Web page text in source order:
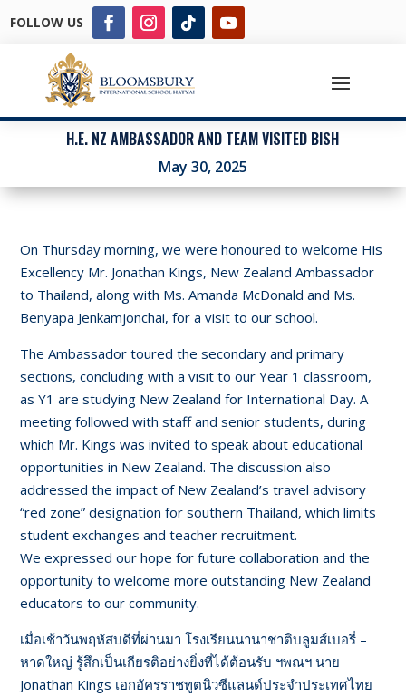
FOLLOW US
H.E. NZ AMBASSADOR AND TEAM VISITED BISH
May 30, 2025
On Thursday morning, we were honoured to welcome His
Excellency Mr. Jonathan Kings, New Zealand Ambassador
to Thailand, along with Ms. Amanda McDonald and Ms.
Benyapa Jenkamjonchai, for a visit to our school.
The Ambassador toured the secondary and primary
sections, concluding with a visit to our Year 1 classroom,
as Y1 are studying New Zealand for International Day. A
meeting followed with staff and senior students, during
which Mr. Kings was invited to speak about educational
opportunities in New Zealand. The discussion also
addressed the impact of New Zealand’s travel advisory
“red zone” designation for southern Thailand, which limits
student exchanges and teacher recruitment.
We expressed our hope for future collaboration and the
opportunity to welcome more outstanding New Zealand
educators to our community.
เมื่อเช้าวันพฤหัสบดีที่ผ่านมา โรงเรียนนานาชาติบลูมส์เบอรี่ –
หาดใหญ่ รู้สึกเป็นเกียรติอย่างยิ่งที่ได้ต้อนรับ ฯพณฯ นาย
Jonathan Kings เอกอัครราชทูตนิวซีแลนด์ประจำประเทศไทย